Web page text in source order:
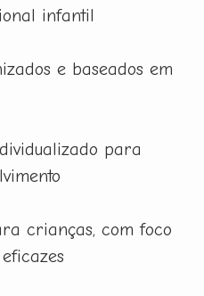
infantil
e baseados em
para
crianças, com foco